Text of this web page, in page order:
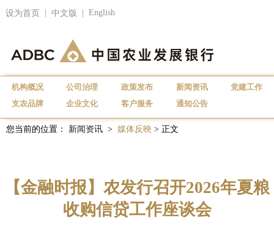
设为首页 中文版 English
机构概况 公司治理 政策发布 新闻资讯
党建工作
支农品牌
企业文化 客户服务 通知公告
您当前的位置： 新闻资讯 > 媒体反映 > 正文
【金融时报】农发行召开2026年夏粮
收购信贷工作座谈会